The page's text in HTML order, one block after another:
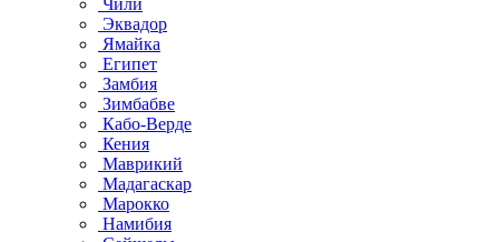
Чили
Эквадор
Ямайка
Египет
Замбия
Зимбабве
Кабо-Верде
Кения
Маврикий
Мадагаскар
Марокко
Намибия